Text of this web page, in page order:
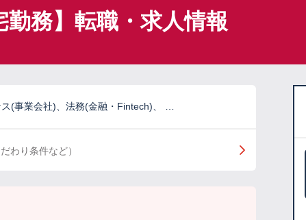
勤務】転職・求人情報
(事業会社)、法務(金融・Fintech)、 …
わり条件など）